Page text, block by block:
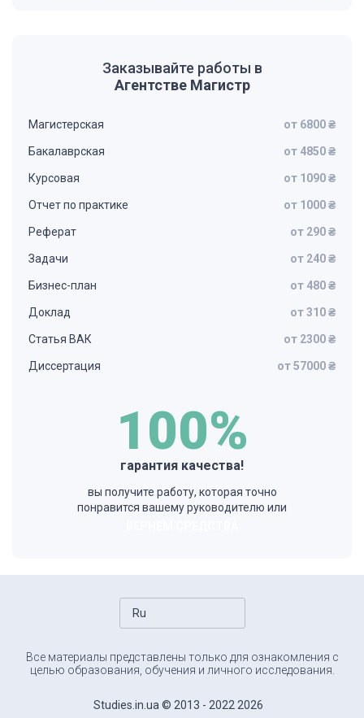
Заказывайте работы в
Агентстве Магистр
Магистерская от 6800 ₴
Бакалаврская от 4850 ₴
Курсовая от 1090 ₴
Отчет по практике от 1000 ₴
Реферат от 290 ₴
Задачи от 240 ₴
Бизнес-план от 480 ₴
Доклад от 310 ₴
Статья ВАК от 2300 ₴
Диссертация от 57000 ₴
100%
гарантия качества!
вы получите работу, которая точно
понравится вашему руководителю или
Ru
Studies.in.ua © 2013 - 2022 2026
Все материалы представлены только для ознакомления с
целью образования, обучения и личного исследования.